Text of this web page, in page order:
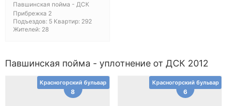
Павшинская пойма - ДСК
Прибрежка 2
Подъездов: 5 Квартир: 292
Жителей: 28
Павшинская пойма - уплотнение от ДСК 2012
Красногорский бульвар
8
Красногорский бульвар
6